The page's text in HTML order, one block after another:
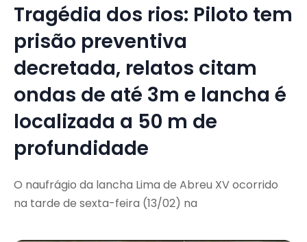
Tragédia dos rios: Piloto tem
prisão preventiva
decretada, relatos citam
ondas de até 3m e lancha é
localizada a 50 m de
profundidade
O naufrágio da lancha Lima de Abreu XV ocorrido
na tarde de sexta-feira (13/02) na